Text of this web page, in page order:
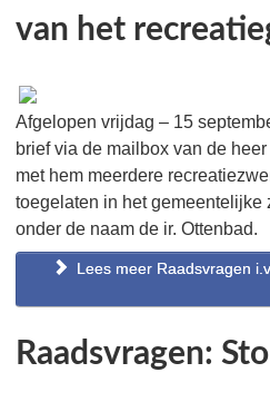
van het
Afgelopen vrijdag – 15
brief via de mailbox van de
met hem meerdere
toegelaten in het gemeentelijke
onder de naam de ir. Ottenbad.
Lees meer Raadsvragen
Raadsvragen: